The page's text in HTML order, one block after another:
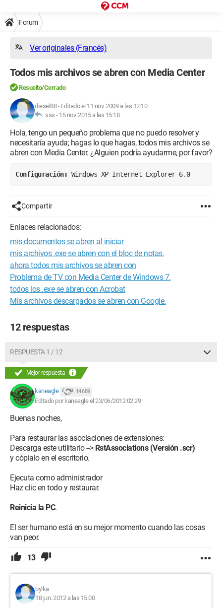
Forum
Ver originales (Francés)
Todos mis archivos se abren con Media Center
Resuelto/Cerrado
diesel88- Editado el 11 nov. 2009 a las 12:10
sss - 15 nov. 2015 a las 15:18
Hola, tengo un pequeño problema que no puedo resolver y
necesitaría ayuda; hagas lo que hagas, todos mis archivos se
abren con Media Center. ¿Alguien podría ayudarme, por favor?
Configuración: Windows XP Internet Explorer 6.0
Compartir
Enlaces relacionados:
mis documentos se abren al iniciar
mis archivos .exe se abren con el bloc de notas.
ahora todos mis archivos se abren con
Problema de TV con Media Center de Windows 7.
todos los .exe se abren con Acrobat
Mis archivos descargados se abren con Google.
12 respuestas
RESPUESTA 1 / 12
Mejor respuesta
kaneagle 14 689
Editado por kaneagle el 23/06/2012 02:29
Buenas noches,
Para restaurar las asociaciones de extensiones:
Descarga este utilitario --> RstAssociations (Versión .scr)
y cópialo en el escritorio.
Ejecuta como administrador
Haz clic en todo y restaurar.
Reinicia la PC.
El ser humano está en su mejor momento cuando las cosas
van peor.
13
bylka
18 jun. 2012 a las 15:00